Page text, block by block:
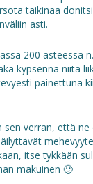
taikinaa
asti.
200 asteessa
kypsennä niitä
painettuna
sen verran, että
itse tykkään
makuinen 🙂